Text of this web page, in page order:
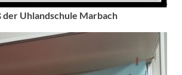
Uhlandschule Marbach